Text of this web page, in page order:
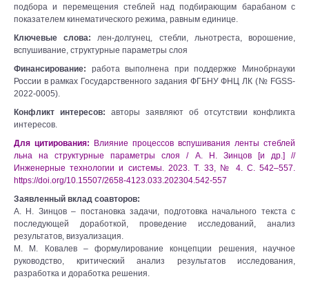
подбора и перемещения стеблей над подбирающим барабаном с
показателем кинематического режима, равным единице.
Ключевые слова:лен-долгунец, стебли, льнотреста, ворошение,
вспушивание, структурные параметры слоя
Финансирование: работа выполнена при поддержке Минобрнауки
России в рамках Государственного задания ФГБНУ ФНЦ ЛК (№ FGSS-
2022-0005).
Конфликт интересов: авторы заявляют об отсутствии конфликта
интересов.
Для цитирования: Влияние процессов вспушивания ленты стеблей
льна на структурные параметры слоя / А. Н. Зинцов [и др.] //
Инженерные технологии и системы. 2023. Т. 33, № 4. С. 542–557.
https://doi.org/10.15507/2658-4123.033.202304.542-557
Заявленный вклад соавторов:
А. Н. Зинцов – постановка задачи, подготовка начального текста с
последующей доработкой, проведение исследований, анализ
результатов, визуализация.
М. М. Ковалев – формулирование концепции решения, научное
руководство, критический анализ результатов исследования,
разработка и доработка решения.